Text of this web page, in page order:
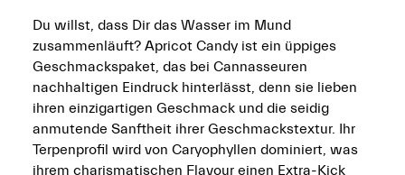
Du willst, dass Dir das Wasser im Mund
zusammenläuft? Apricot Candy ist ein üppiges
Geschmackspaket, das bei Cannasseuren
nachhaltigen Eindruck hinterlässt, denn sie lieben
ihren einzigartigen Geschmack und die seidig
anmutende Sanftheit ihrer Geschmackstextur. Ihr
Terpenprofil wird von Caryophyllen dominiert, was
ihrem charismatischen Flavour einen Extra-Kick